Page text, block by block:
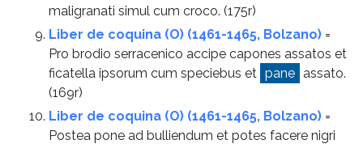
maligranati simul cum croco. (175r)
Liber de coquina (O) (1461-1465, Bolzano) =
Pro brodio serracenico accipe capones assatos et
ficatella ipsorum cum speciebus et pane assato.
(169r)
Liber de coquina (O) (1461-1465, Bolzano) =
Postea pone ad bulliendum et potes facere nigri